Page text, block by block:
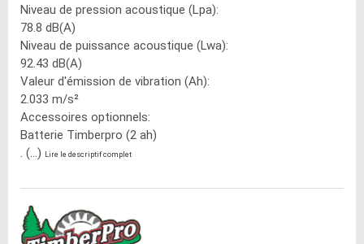
Niveau de pression acoustique (Lpa):
78.8 dB(A)
Niveau de puissance acoustique (Lwa):
92.43 dB(A)
Valeur d'émission de vibration (Ah):
2.033 m/s²
Accessoires optionnels:
Batterie Timberpro (2 ah)
. (...)
Lire le descriptif complet